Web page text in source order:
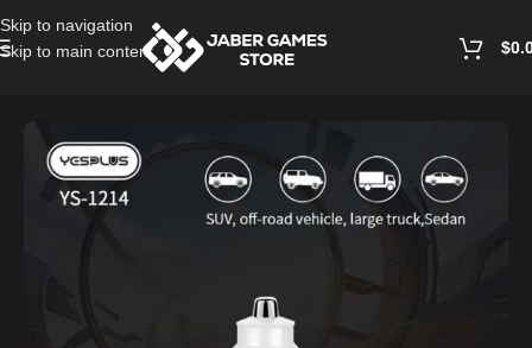
Skip to navigation
Skip to main content
$